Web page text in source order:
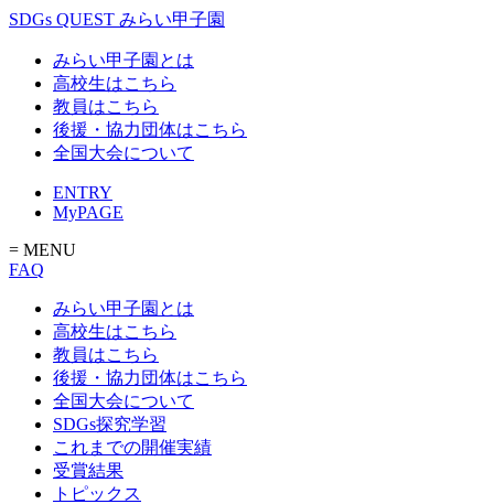
SDGs QUEST みらい甲子園
みらい甲子園とは
高校生はこちら
教員はこちら
後援・協力団体はこちら
全国大会について
ENTRY
MyPAGE
= MENU
FAQ
みらい甲子園とは
高校生はこちら
教員はこちら
後援・協力団体はこちら
全国大会について
SDGs探究学習
これまでの開催実績
受賞結果
トピックス